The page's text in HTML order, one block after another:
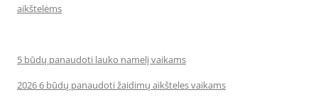
aikštelėms
5 būdų panaudoti lauko namelį vaikams
2026 6 būdų panaudoti žaidimų aikšteles vaikams